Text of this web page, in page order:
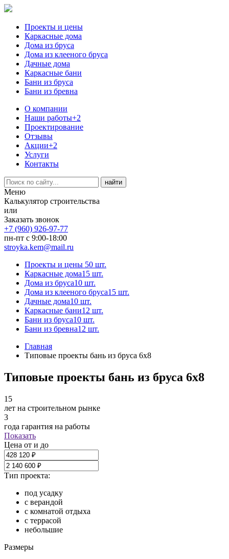
Проекты и цены
Каркасные дома
Дома из бруса
Дома из клееного бруса
Дачные дома
Каркасные бани
Бани из бруса
Бани из бревна
О компании
Наши работы+2
Проектирование
Отзывы
Акции+2
Услуги
Контакты
Меню
Калькулятор строительства
или
Заказать звонок
+7 (960) 926-97-77
пн-пт с 9:00-18:00
stroyka.kem@mail.ru
Проекты и цены 50 шт.
Каркасные дома15 шт.
Дома из бруса10 шт.
Дома из клееного бруса15 шт.
Дачные дома10 шт.
Каркасные бани12 шт.
Бани из бруса10 шт.
Бани из бревна12 шт.
Главная
Типовые проекты бань из бруса 6x8
Типовые проекты бань из бруса 6x8
15
лет на строительном рынке
3
года гарантия на работы
Показать
Цена от и до
Тип проекта:
под усадку
с верандой
с комнатой отдыха
с террасой
небольшие
Размеры